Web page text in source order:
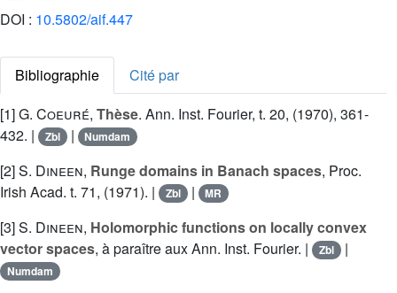
DOI : 10.5802/aif.447
Bibliographie
Cité par
[1]G. Coeuré, Thèse. Ann. Inst. Fourier, t. 20, (1970), 361-
432. |
Zbl | Numdam
[2]S. Dineen, Runge domains in Banach spaces, Proc.
Irish Acad. t. 71, (1971). |
Zbl | MR
[3]S. Dineen, Holomorphic functions on locally convex
vector spaces, à paraître aux Ann. Inst. Fourier. | Zbl |
Numdam